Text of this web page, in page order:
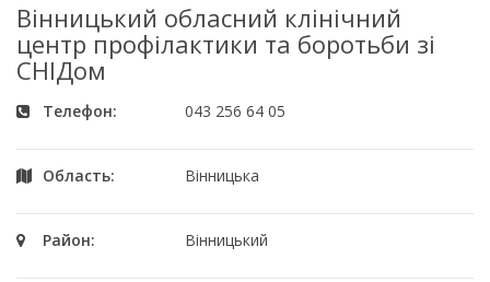
Вінницький обласний клінічний
центр профілактики та боротьби зі
СНІДом
Телефон: 043 256 64 05
Область: Вінницька
Район: Вінницький